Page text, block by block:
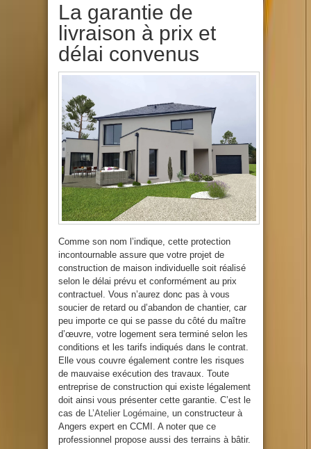
La garantie de
livraison à prix et
délai convenus
Comme son nom l’indique, cette protection
incontournable assure que votre projet de
construction de maison individuelle soit réalisé
selon le délai prévu et conformément au prix
contractuel. Vous n’aurez donc pas à vous
soucier de retard ou d’abandon de chantier, car
peu importe ce qui se passe du côté du maître
d’œuvre, votre logement sera terminé selon les
conditions et les tarifs indiqués dans le contrat.
Elle vous couvre également contre les risques
de mauvaise exécution des travaux. Toute
entreprise de construction qui existe légalement
doit ainsi vous présenter cette garantie. C’est le
cas de L’Atelier Logémaine, un constructeur à
Angers expert en CCMI. A noter que ce
professionnel propose aussi des terrains à bâtir.